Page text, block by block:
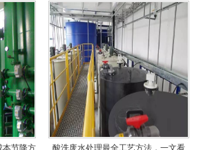
本节降方
酸洗废水处理最全工艺方法，一文看